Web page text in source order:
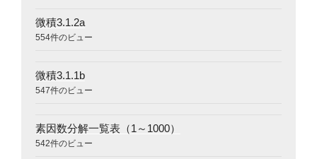
微積3.1.2a
554件のビュー
微積3.1.1b
547件のビュー
素因数分解一覧表（1～1000）
542件のビュー